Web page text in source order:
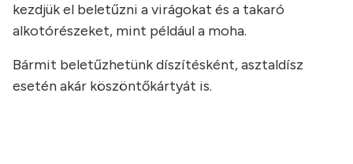
kezdjük el beletűzni a virágokat és a takaró
alkotórészeket, mint például a moha.
Bármit beletűzhetünk díszítésként, asztaldísz
esetén akár köszöntőkártyát is.